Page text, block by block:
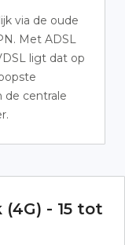
via de oude
Met ADSL
ligt dat op
de centrale
- 15 tot